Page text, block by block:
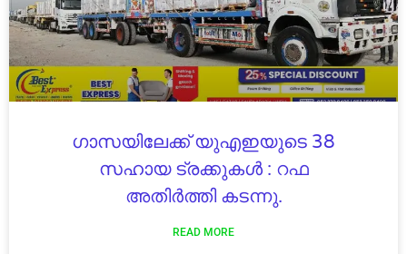
ഗാസയിലേക്ക് യുഎഇയുടെ 38
സഹായ ട്രക്കുകൾ : റഫ
അതിർത്തി കടന്നു.
READ MORE